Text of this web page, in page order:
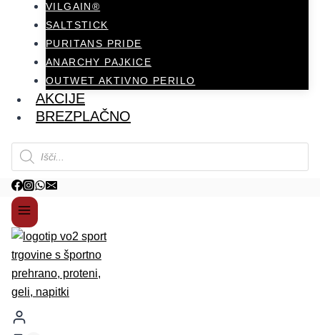
VILGAIN®
SALTSTICK
PURITANS PRIDE
ANARCHY PAJKICE
OUTWET AKTIVNO PERILO
AKCIJE
BREZPLAČNO